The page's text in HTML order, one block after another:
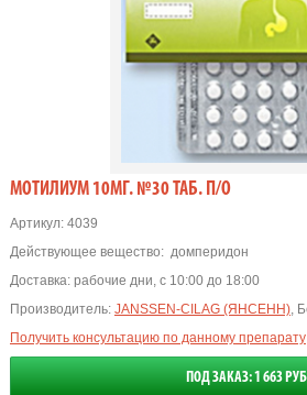
МОТИЛИУМ 10МГ. №30 ТАБ. П/О
Артикул:4039
Действующее вещество: домперидон
Доставка: рабочие дни, с 10:00 до 18:00
Производитель: JANSSEN-CILAG (ЯНСЕНН),
Получить консультацию по данному препарату
ПОД ЗАКАЗ: 1 663 РУБ